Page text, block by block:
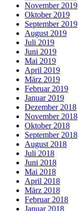
November 2019
Oktober 2019
September 2019
August 2019
Juli 2019
Juni 2019
Mai 2019
April 2019
März 2019
Februar 2019
Januar 2019
Dezember 2018
November 2018
Oktober 2018
September 2018
August 2018
Juli 2018
Juni 2018
Mai 2018
April 2018
März 2018
Februar 2018
Januar 2018